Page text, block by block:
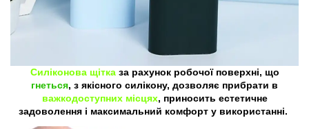
Силіконова щітказа рахунок робочої поверхні, що
гнеться, з якісного силікону, дозволяє прибрати в
важкодоступних місцях, приносить естетичне
задоволення і максимальний комфорт у використанні.